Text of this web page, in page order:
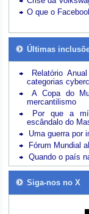
O que o
Últimas
Relatório
categorias
A Copa do
mercantilismo
Por que a
escândalo do
Uma guerra por
Fórum Mundial
Quando o país
Siga-nos no X